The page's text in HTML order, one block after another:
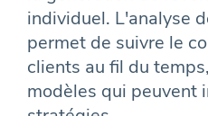
individuel. L'analyse
permet de suivre le
clients au fil du
modèles qui peuvent